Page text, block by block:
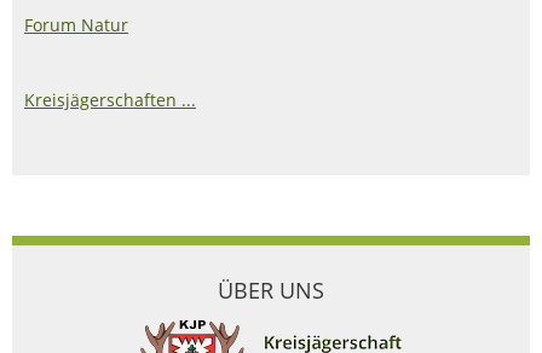
Forum Natur
Kreisjägerschaften ...
ÜBER UNS